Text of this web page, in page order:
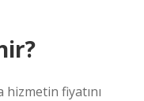
fiyatını